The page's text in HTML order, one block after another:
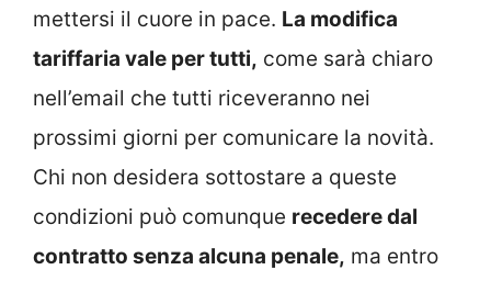
mettersi il cuore in pace. La modifica
tariffaria vale per tutti, come sarà chiaro
nell’email che tutti riceveranno nei
prossimi giorni per comunicare la novità.
Chi non desidera sottostare a queste
condizioni può comunque recedere dal
contratto senza alcuna penale, ma entro